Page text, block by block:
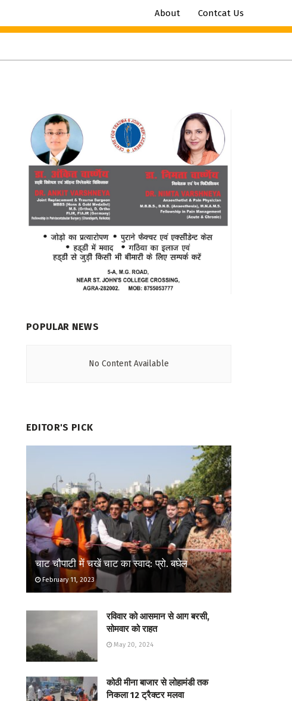
About Contcat Us
POPULAR NEWS
No Content Available
EDITOR'S PICK
चाट चौपाटी में चखें चाट का स्वाद: प्रो. बघेल
February 11, 2023
रविवार को आसमान से आग बरसी,
सोमवार को राहत
May 20, 2024
कोठी मीना बाजार से लोहामंडी तक
निकला 12 ट्रैक्टर मलवा